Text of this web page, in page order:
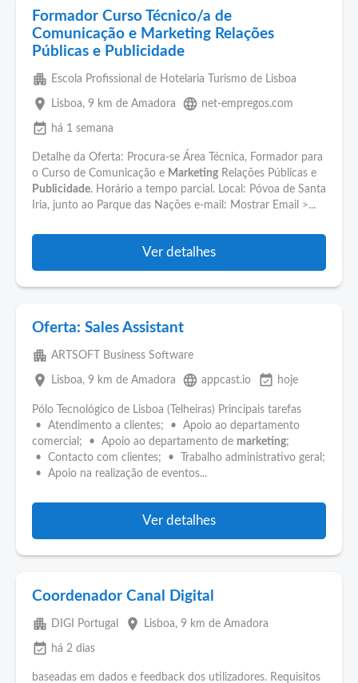
Formador Curso Técnico/a de
Comunicação e Marketing Relações
Públicas e Publicidade
apartment Escola Profissional de Hotelaria Turismo de Lisboa
place Lisboa, 9 km de Amadora language net-empregos.com
event_available há 1 semana
Detalhe da Oferta: Procura-se Área Técnica, Formador para
o Curso de Comunicação e Marketing Relações Públicas e
Publicidade. Horário a tempo parcial. Local: Póvoa de Santa
Iria, junto ao Parque das Nações e-mail: Mostrar Email >...
Ver detalhes
Oferta: Sales Assistant
apartment ARTSOFT Business Software
place Lisboa, 9 km de Amadora language appcast.io event_available hoje
Pólo Tecnológico de Lisboa (Telheiras) Principais tarefas
• Atendimento a clientes; • Apoio ao departamento
comercial; • Apoio ao departamento de marketing;
• Contacto com clientes; • Trabalho administrativo geral;
• Apoio na realização de eventos...
Ver detalhes
Coordenador Canal Digital
apartment DIGI Portugal place Lisboa, 9 km de Amadora
event_available há 2 dias
baseadas em dados e feedback dos utilizadores. Requisitos